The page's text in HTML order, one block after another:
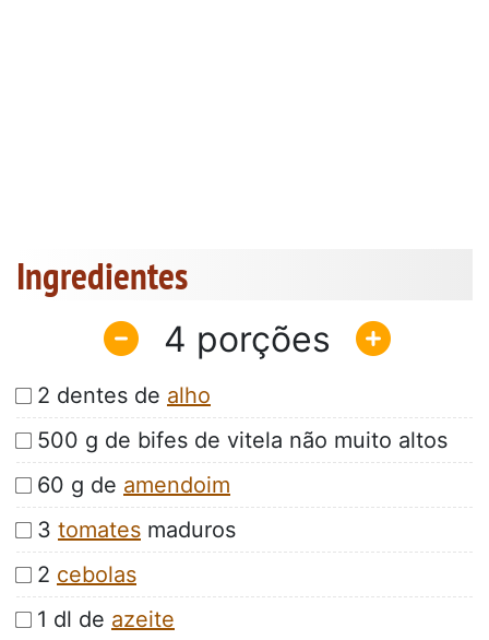
Ingredientes
4
2 dentes de alho
500 g de bifes de vitela não muito altos
60 g de amendoim
3 tomates maduros
2 cebolas
1 dl de azeite